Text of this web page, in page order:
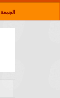
الجمعة